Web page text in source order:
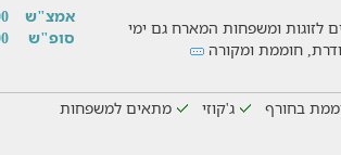
מהמם ביופיו בעל 3 צימרים לזוגות ומשפחות המארח גם ימי
חוממת ומקורה
אמצ"ש
סופ"ש
בחורף ג'קוזי מתאים למשפחות